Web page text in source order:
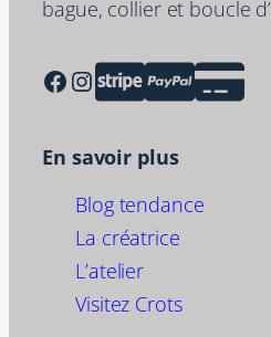
bague, collier et boucle
Facebook Instagram
En savoir plus
Blog tendance
La créatrice
L’atelier
Visitez Crots